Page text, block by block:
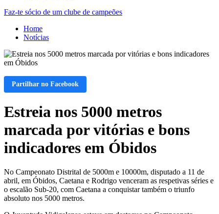
Faz-te sócio de um clube de campeões
Home
Notícias
Partilhar no Facebook
Estreia nos 5000 metros
marcada por vitórias e bons
indicadores em Óbidos
No Campeonato Distrital de 5000m e 10000m, disputado a 11 de
abril, em Óbidos, Caetana e Rodrigo venceram as respetivas séries e
o escalão Sub-20, com Caetana a conquistar também o triunfo
absoluto nos 5000 metros.